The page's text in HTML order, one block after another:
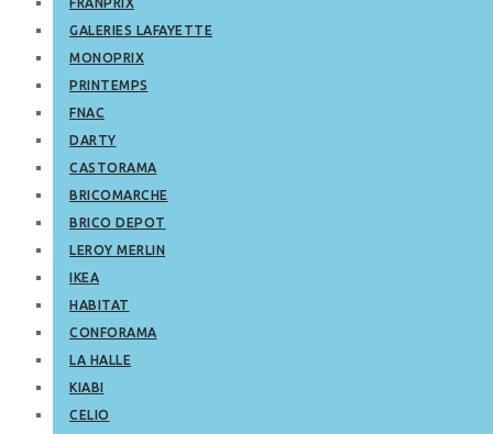
GALERIES LAFAYETTE
MONOPRIX
PRINTEMPS
FNAC
DARTY
CASTORAMA
BRICOMARCHE
BRICO DEPOT
LEROY MERLIN
IKEA
HABITAT
CONFORAMA
LA HALLE
KIABI
CELIO